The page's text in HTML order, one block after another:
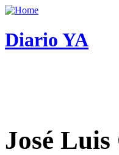
Diario YA
José